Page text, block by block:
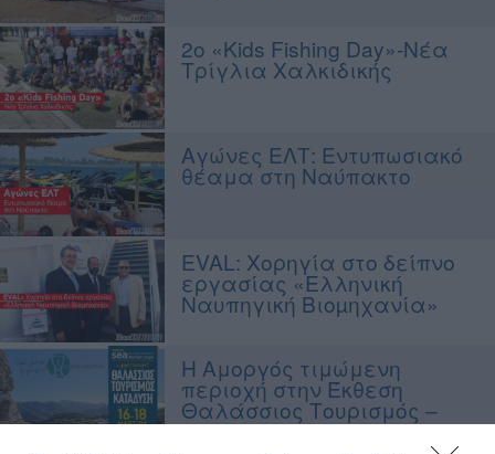
2ο «Kids Fishing Day»-Νέα
Τρίγλια Χαλκιδικής
Αγώνες ΕΛΤ: Εντυπωσιακό
θέαμα στη Ναύπακτο
EVAL: Χορηγία στο δείπνο
εργασίας «Ελληνική
Ναυπηγική Βιοµηχανία»
Η Αμοργός τιμώμενη
περιοχή στην Έκθεση
Θαλάσσιος Τουρισμός –
Sea & Tourism Expo 2018